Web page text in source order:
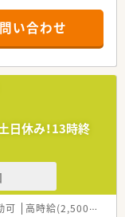
はなくOTCも経験で
制を維持しておりま
近く以外でも飲み合わ
す。
与として還元をして
。
しています。
ップできる環境で
。
い合わせ
日休み！13時終
可 高時給(2,500円以上)